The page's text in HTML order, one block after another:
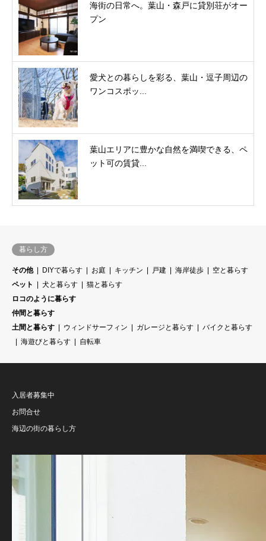
海街の日常へ。葉山・森戸に貸別荘がオー
プン
愛犬との暮らしを彩る、葉山・逗子周辺の
ワンコスポッ...
葉山エリアに豊かな自然を満喫できる、ペ
ット可の賃貸...
暮らし方
その他 DIYで暮らす お庭 キッチン 戸建 海岸徒歩
空と暮らす
ペット
犬と暮らす
猫と暮らす
ロコのように暮らす
仲間と暮らす
土間と暮らす
ウィンドサーフィン ガレージと暮らす
バイクと暮らす
海遊びと暮らす
自転車
入居者募集中
お問合せ
海辺の街の暮らし方